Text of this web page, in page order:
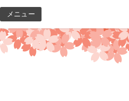
コ
ン
テ
ン
メニュー